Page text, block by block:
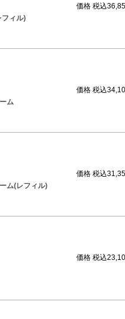
フィル)
価格 税込
ム
価格 税込
ム(レフィル)
価格 税込
価格 税込